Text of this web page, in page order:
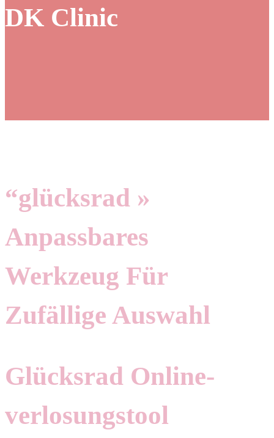
DK Clinic
“glücksrad »
Anpassbares
Werkzeug Für
Zufällige Auswahl
Glücksrad Online-
verlosungstool